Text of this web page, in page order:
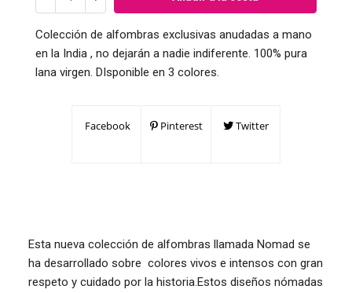
Colección de alfombras exclusivas anudadas a mano
en la India , no dejarán a nadie indiferente. 100% pura
lana virgen. DIsponible en 3 colores.
Facebook Pinterest Twitter
Esta nueva colección de alfombras llamada Nomad se
ha desarrollado sobre colores vivos e intensos con gran
respeto y cuidado por la historia.Estos diseños nómadas